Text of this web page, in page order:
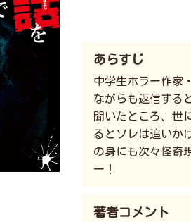
あらすじ
中学生ホラー作家
ながらも返信する
聞いたところ、世
るとソレは追いか
の身にも次々怪奇
ー！
著者コメント